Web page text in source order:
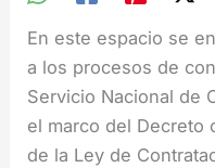
En este espacio se
a los procesos de
Servicio Nacional de
el marco del Decreto
de la Ley de